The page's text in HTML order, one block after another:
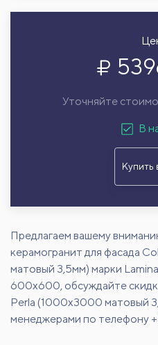
Уточняйте
В
Купить
Предлагаем вашему
керамогранит для фасада
матовый 3,5мм) марки
600х600, обсуждайте
Perla (1000x3000 матовый
менеджерами по телефону